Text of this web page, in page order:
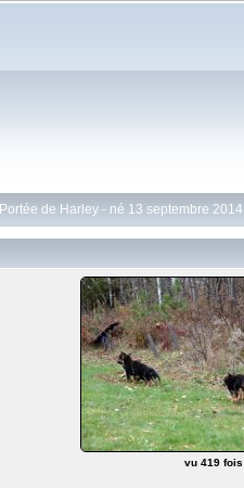
Portée de Harley - né 13 septembre 2014
vu 419 fois